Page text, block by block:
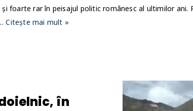
foarte rar în peisajul politic românesc al ultimilor ani.
Citește mai mult »
în